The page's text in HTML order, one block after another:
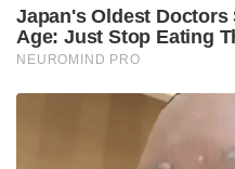
പുതിയ 220 കെവി
ചെയ്തിട്ടുണ്ട്.
നഗരത്തിലെ മൂന്ന്
ഒന്നിലധികം റോഡ്
എന്നിവയുടെ